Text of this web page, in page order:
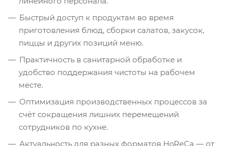
Быстрый доступ к продуктам во время
приготовления блюд, сборки салатов, закусок,
пиццы и других позиций меню.
Практичность в санитарной обработке и
удобство поддержания чистоты на рабочем
месте.
Оптимизация производственных процессов за
счёт сокращения лишних перемещений
сотрудников по кухне.
Актуальность для разных форматов HoReCa — от